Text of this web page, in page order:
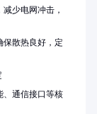
少电网冲击，
保散热良好，定
、通信接口等核